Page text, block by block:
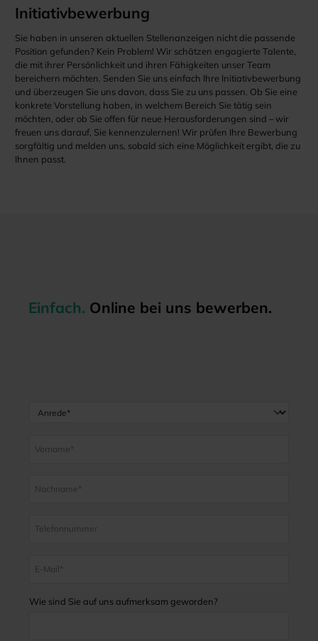
Initiativbewerbung
Sie haben in unseren aktuellen Stellenanzeigen nicht die passende
Position gefunden? Kein Problem! Wir schätzen engagierte Talente,
die mit ihrer Persönlichkeit und ihren Fähigkeiten unser Team
bereichern möchten. Senden Sie uns einfach Ihre Initiativbewerbung
und überzeugen Sie uns davon, dass Sie zu uns passen. Ob Sie eine
konkrete Vorstellung haben, in welchem Bereich Sie tätig sein
möchten, oder ob Sie offen für neue Herausforderungen sind – wir
freuen uns darauf, Sie kennenzulernen! Wir prüfen Ihre Bewerbung
sorgfältig und melden uns, sobald sich eine Möglichkeit ergibt, die zu
Ihnen passt.
Einfach. Online bei uns bewerben.
Wie sind Sie auf uns aufmerksam geworden?